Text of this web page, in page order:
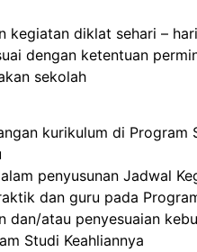
kegiatan diklat sehari – hari
dengan ketentuan
sekolah
kurikulum di Program
penyusunan Jadwal
dan guru pada
dan/atau penyesuaian
Studi Keahliannya